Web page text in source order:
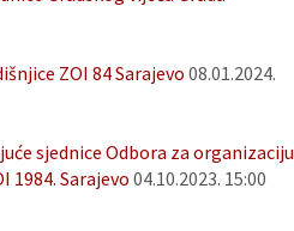
ZOI 84 Sarajevo 08.01.2024.
sjednice Odbora za organizaciju
1984. Sarajevo 04.10.2023. 15:00